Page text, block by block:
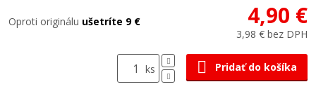
Oproti originálu ušetríte 9 € 4,90 €
3,98 € bez DPH
ks Pridať do košíka